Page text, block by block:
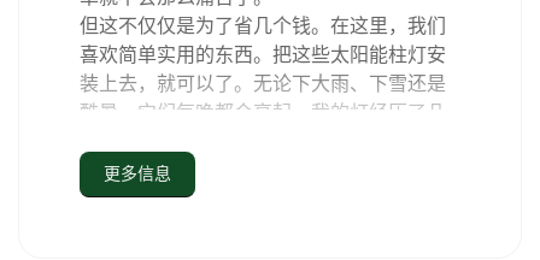
但这不仅仅是为了省几个钱。在这里，我们
喜欢简单实用的东西。把这些太阳能柱灯安
装上去，就可以了。无论下大雨、下雪还是
酷暑，它们每晚都会亮起。我的灯经历了几
新。
维护？几乎没有。每隔一段时间，我会刷掉
更多信息